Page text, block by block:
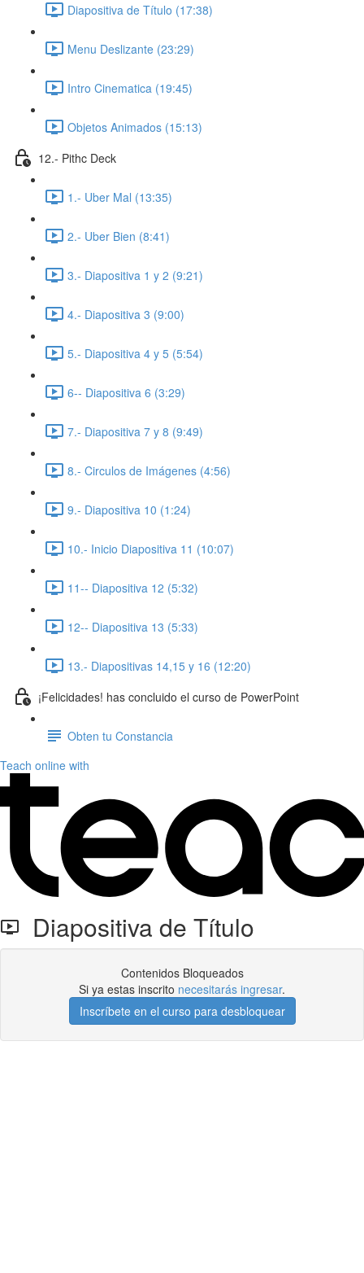
Diapositiva de Título (17:38)
Menu Deslizante (23:29)
Intro Cinematica (19:45)
Objetos Animados (15:13)
12.- Pithc Deck
1.- Uber Mal (13:35)
2.- Uber Bien (8:41)
3.- Diapositiva 1 y 2 (9:21)
4.- Diapositiva 3 (9:00)
5.- Diapositiva 4 y 5 (5:54)
6-- Diapositiva 6 (3:29)
7.- Diapositiva 7 y 8 (9:49)
8.- Circulos de Imágenes (4:56)
9.- Diapositiva 10 (1:24)
10.- Inicio Diapositiva 11 (10:07)
11-- Diapositiva 12 (5:32)
12-- Diapositiva 13 (5:33)
13.- Diapositivas 14,15 y 16 (12:20)
¡Felicidades! has concluido el curso de PowerPoint
Obten tu Constancia
Teach online with
Diapositiva de Título
Contenidos Bloqueados
Si ya estas inscrito necesitarás ingresar.
Inscríbete en el curso para desbloquear